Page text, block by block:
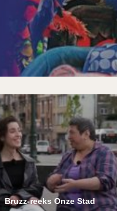
Bruzz-reeks Onze Stad